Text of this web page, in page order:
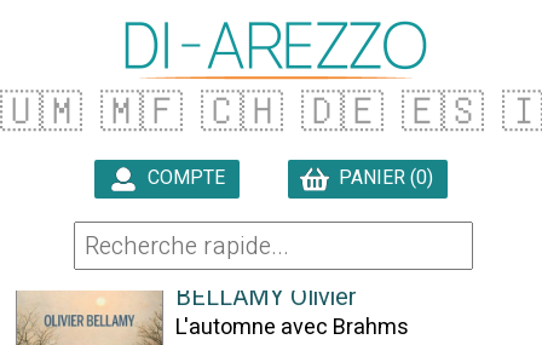
🇺🇲 🇲🇫 🇨🇭 🇩🇪 🇪🇸
COMPTE PANIER (0)
579 ARTICLES TROUVÉS
BELLAMY Olivier
L'automne avec Brahms